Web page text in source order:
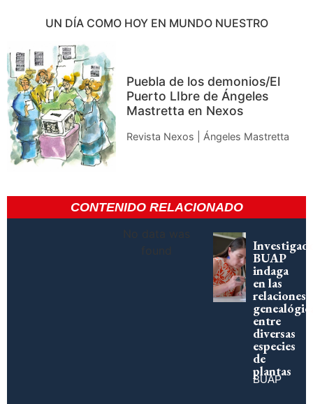
UN DÍA COMO HOY EN MUNDO NUESTRO
Puebla de los demonios/El
Puerto LIbre de Ángeles
Mastretta en Nexos
Revista Nexos | Ángeles Mastretta
CONTENIDO RELACIONADO
No data was
found
BUAP
indaga
en las
relaciones
entre
diversas
especies
de
plantas
BUAP